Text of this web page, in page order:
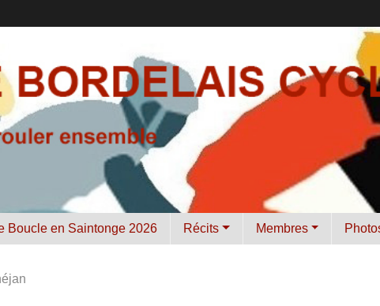
Boucle en Saintonge 2026 Récits Membres